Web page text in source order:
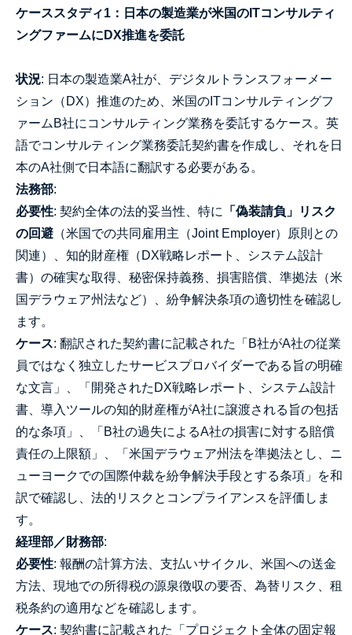
ケーススタディ1：日本の製造業が米国のITコンサルティ
ングファームにDX推進を委託
状況: 日本の製造業A社が、デジタルトランスフォーメー
ション（DX）推進のため、米国のITコンサルティングフ
ァームB社にコンサルティング業務を委託するケース。英
語でコンサルティング業務委託契約書を作成し、それを日
本のA社側で日本語に翻訳する必要がある。
法務部:
必要性: 契約全体の法的妥当性、特に
「偽装請負」リスク
の回避 （米国での共同雇用主（Joint Employer）原則との
関連）、知的財産権（DX戦略レポート、システム設計
書）の確実な取得、秘密保持義務、損害賠償、準拠法（米
国デラウェア州法など）、紛争解決条項の適切性を確認し
ます。
ケース: 翻訳された契約書に記載された「B社がA社の従業
員ではなく独立したサービスプロバイダーである旨の明確
な文言」、「開発されたDX戦略レポート、システム設計
書、導入ツールの知的財産権がA社に譲渡される旨の包括
的な条項」、「B社の過失によるA社の損害に対する賠償
責任の上限額」、「米国デラウェア州法を準拠法とし、ニ
ューヨークでの国際仲裁を紛争解決手段とする条項」を和
訳で確認し、法的リスクとコンプライアンスを評価しま
す。
経理部／財務部:
必要性: 報酬の計算方法、支払いサイクル、米国への送金
方法、現地での所得税の源泉徴収の要否、為替リスク、租
税条約の適用などを確認します。
ケース: 契約書に記載された「プロジェクト全体の固定報